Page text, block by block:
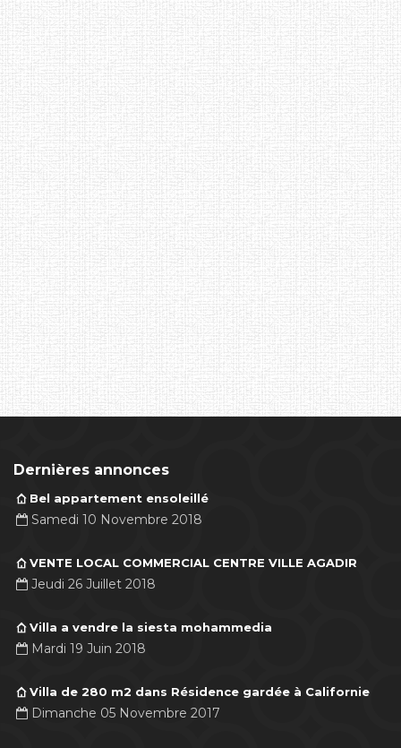
Dernières annonces
Bel appartement ensoleillé
Samedi 10 Novembre 2018
VENTE LOCAL COMMERCIAL CENTRE VILLE AGADIR
Jeudi 26 Juillet 2018
Villa a vendre la siesta mohammedia
Mardi 19 Juin 2018
Villa de 280 m2 dans Résidence gardée à Californie
Dimanche 05 Novembre 2017